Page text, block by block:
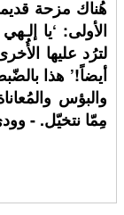
هُناك مزحة
الأولى: ‘يا
لترُد عليها
أيضاً!’ هذا
والبؤس
مِمّا نتخيّل. -